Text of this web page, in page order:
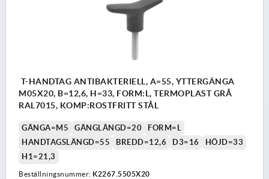
T-HANDTAG ANTIBAKTERIELL, A=55, YTTERGÄNGA
M05X20, B=12,6, H=33, FORM:L, TERMOPLAST GRÅ
RAL7015, KOMP:ROSTFRITT STÅL
GÄNGA=M5 GÄNGLÄNGD=20
FORM=L
HANDTAGSLÄNGD=55
BREDD=12,6 D3=16
HÖJD=33
H1=21,3
Beställningsnummer: K2267.5505X20